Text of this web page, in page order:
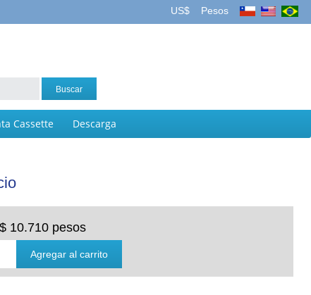
US$ Pesos
Cassette Descarga
$ 10.710 pesos